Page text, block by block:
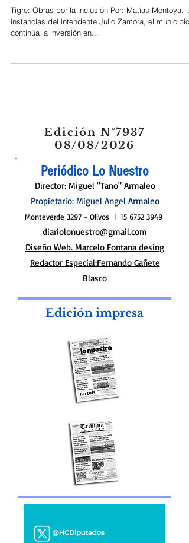
Tigre: Obras por la inclusión Por: Matías Montoya.- A
instancias del intendente Julio Zamora, el municipio
continúa la inversión en...
Edición N°7937
08/08/2026
Periódico Lo Nuestro
Director: Miguel "Tano" Armaleo
Propietario: Miguel Angel Armaleo
Monteverde 3297 - Olivos | 15 6752 3949
diariolonuestro@gmail.com
Diseño Web. Marcelo Fontana desing
Redactor Especial:Fernando Gañete
Blasco
Edición impresa